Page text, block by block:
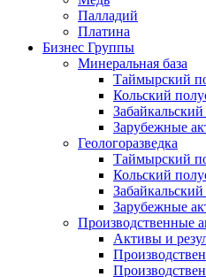
Палладий
Платина
Бизнес Группы
Минеральная база
Таймырский
Кольский
Зарубежные
Геологоразведка
Таймырский
Кольский
Зарубежные
Производственные
Активы и